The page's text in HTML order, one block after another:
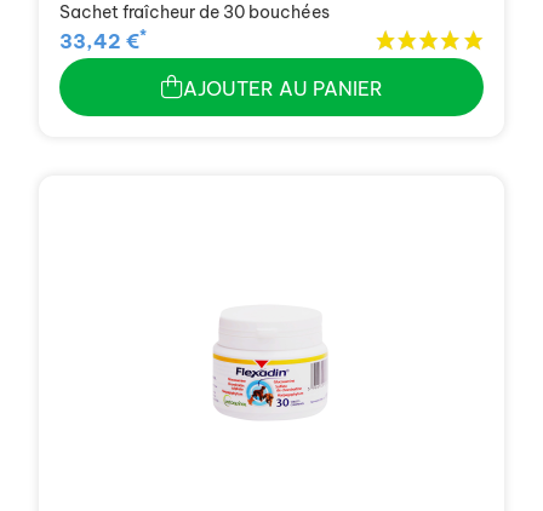
Sachet fraîcheur de 30 bouchées
33,42 €*
AJOUTER AU PANIER